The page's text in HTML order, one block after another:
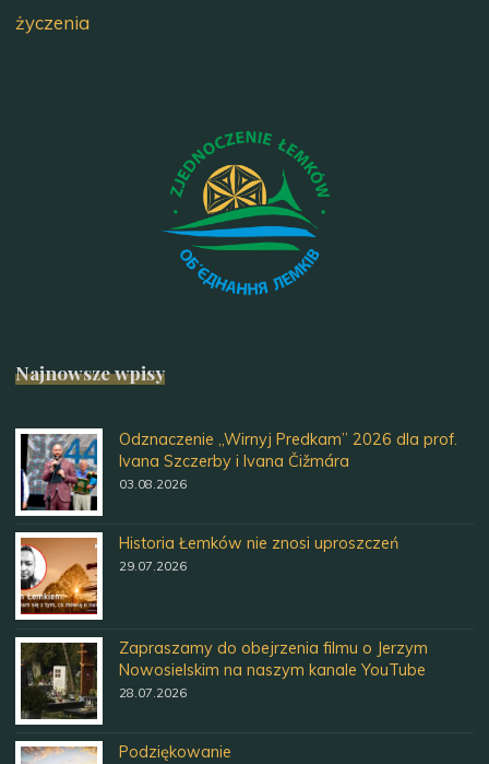
życzenia
Najnowsze wpisy
Odznaczenie „Wirnyj Predkam” 2026 dla prof.
Ivana Szczerby i Ivana Čižmára
03.08.2026
Historia Łemków nie znosi uproszczeń
29.07.2026
Zapraszamy do obejrzenia filmu o Jerzym
Nowosielskim na naszym kanale YouTube
28.07.2026
Podziękowanie